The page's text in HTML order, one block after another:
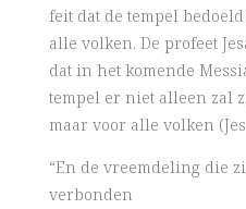
feit dat de tempel
alle volken. De profeet
dat in het komende
tempel er niet alleen zal
maar voor alle volken
“En de vreemdeling die
verbonden